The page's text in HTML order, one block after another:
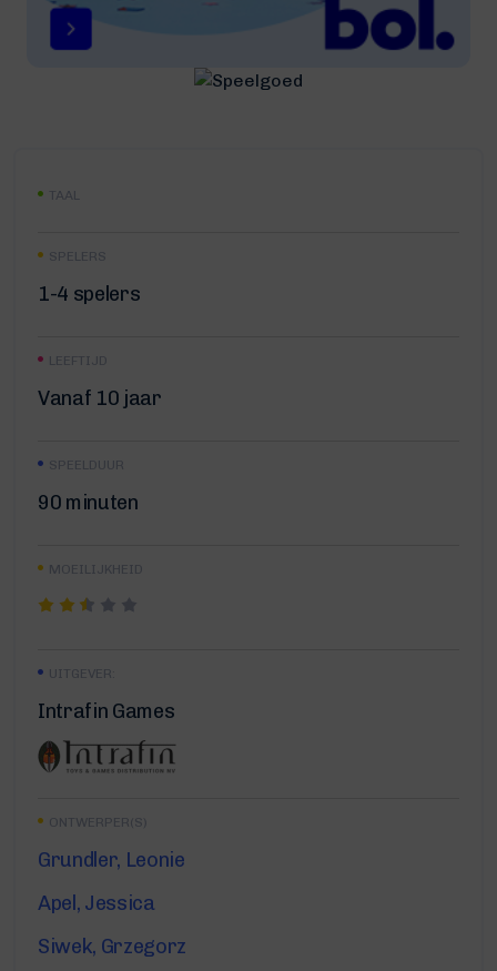
TAAL
SPELERS
1-4 spelers
LEEFTIJD
Vanaf 10 jaar
SPEELDUUR
90 minuten
MOEILIJKHEID
UITGEVER:
Intrafin Games
ONTWERPER(S)
Grundler, Leonie
Apel, Jessica
Siwek, Grzegorz